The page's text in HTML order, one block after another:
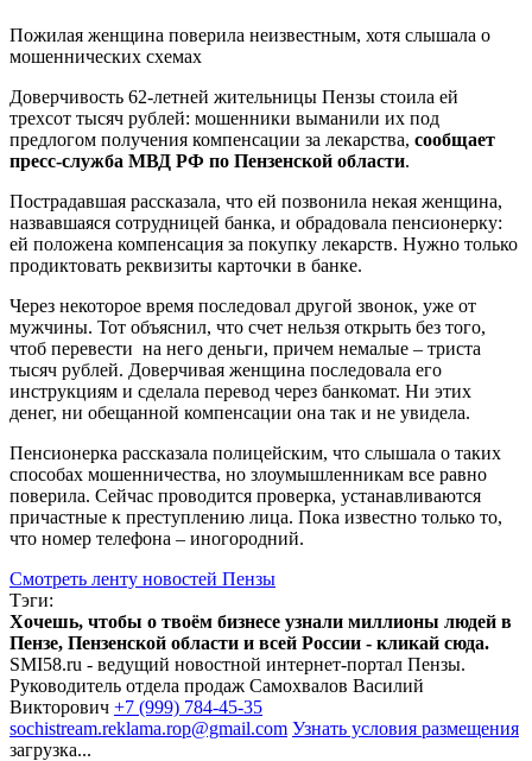
Пожилая женщина поверила неизвестным, хотя слышала о
мошеннических схемах
Доверчивость 62-летней жительницы Пензы стоила ей
трехсот тысяч рублей: мошенники выманили их под
предлогом получения компенсации за лекарства, сообщает
пресс-служба МВД РФ по Пензенской области.
Пострадавшая рассказала, что ей позвонила некая женщина,
назвавшаяся сотрудницей банка, и обрадовала пенсионерку:
ей положена компенсация за покупку лекарств. Нужно только
продиктовать реквизиты карточки в банке.
Через некоторое время последовал другой звонок, уже от
мужчины. Тот объяснил, что счет нельзя открыть без того,
чтоб перевести на него деньги, причем немалые – триста
тысяч рублей. Доверчивая женщина последовала его
инструкциям и сделала перевод через банкомат. Ни этих
денег, ни обещанной компенсации она так и не увидела.
Пенсионерка рассказала полицейским, что слышала о таких
способах мошенничества, но злоумышленникам все равно
поверила. Сейчас проводится проверка, устанавливаются
причастные к преступлению лица. Пока известно только то,
что номер телефона – иногородний.
Смотреть ленту новостей Пензы
Тэги:
Хочешь, чтобы о твоём бизнесе узнали миллионы людей в
Пензе, Пензенской области и всей России - кликай сюда.
SMI58.ru - ведущий новостной интернет-портал Пензы.
Руководитель отдела продаж Самохвалов Василий
Викторович +7 (999) 784-45-35
sochistream.reklama.rop@gmail.com Узнать условия размещения
загрузка...